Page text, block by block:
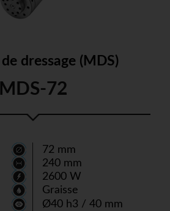
dressage (MDS)
MDS-72
72 mm
240 mm
2600 W
Graisse
Ø40 h3 / 40 mm